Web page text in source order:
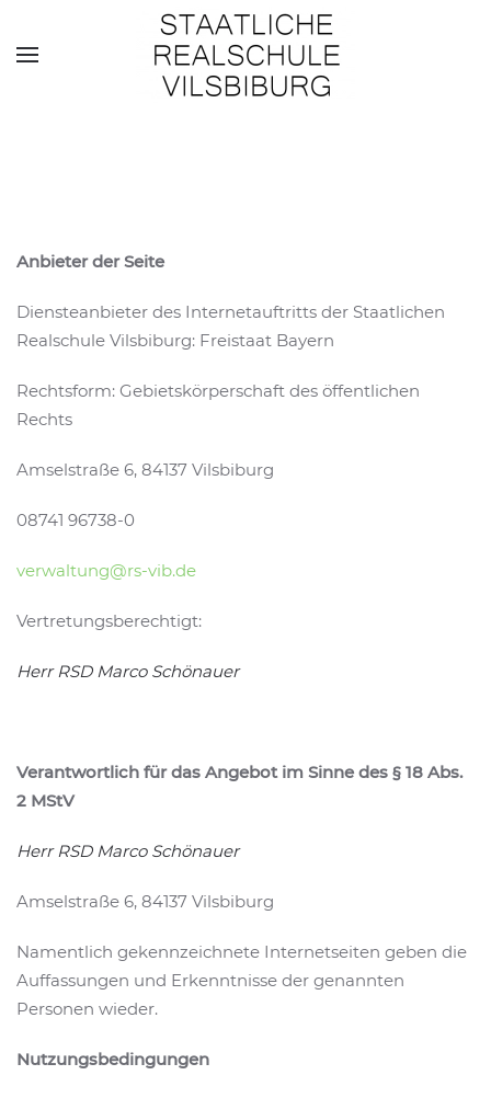
Skip to main content
Anbieter der Seite
Diensteanbieter des Internetauftritts der Staatlichen
Realschule Vilsbiburg: Freistaat Bayern
Rechtsform: Gebietskörperschaft des öffentlichen
Rechts
Amselstraße 6, 84137 Vilsbiburg
08741 96738-0
verwaltung@rs-vib.de
Vertretungsberechtigt:
Herr RSD Marco Schönauer
Verantwortlich für das Angebot im Sinne des § 18 Abs.
2 MStV
Herr RSD Marco Schönauer
Amselstraße 6, 84137 Vilsbiburg
Namentlich gekennzeichnete Internetseiten geben die
Auffassungen und Erkenntnisse der genannten
Personen wieder.
Nutzungsbedingungen